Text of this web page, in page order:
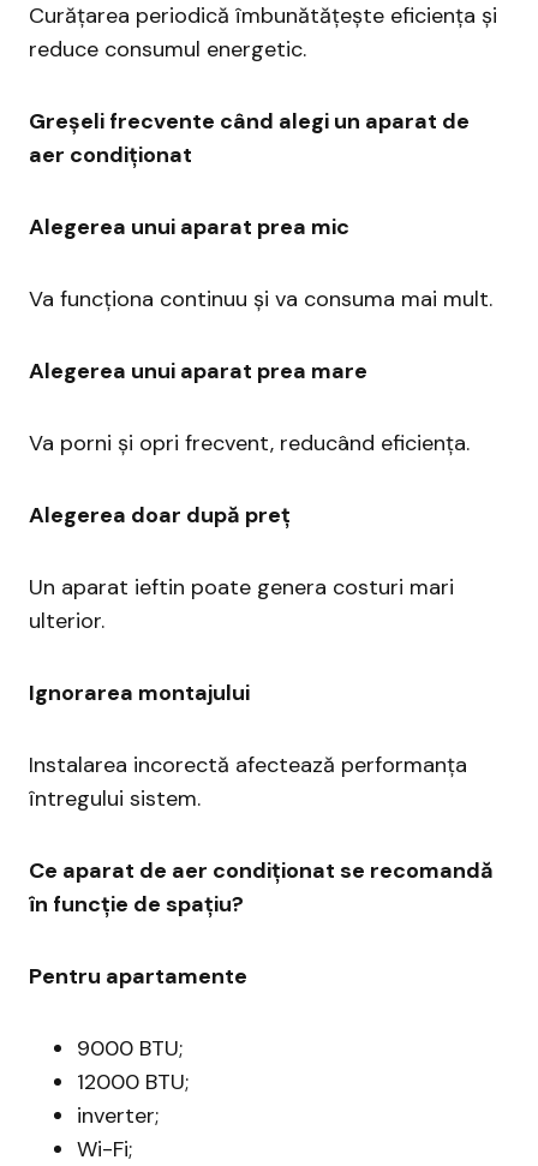
Curățarea periodică îmbunătățește eficiența și
reduce consumul energetic.
Greșeli frecvente când alegi un aparat de
aer condiționat
Alegerea unui aparat prea mic
Va funcționa continuu și va consuma mai mult.
Alegerea unui aparat prea mare
Va porni și opri frecvent, reducând eficiența.
Alegerea doar după preț
Un aparat ieftin poate genera costuri mari
ulterior.
Ignorarea montajului
Instalarea incorectă afectează performanța
întregului sistem.
Ce aparat de aer condiționat se recomandă
în funcție de spațiu?
Pentru apartamente
9000 BTU;
12000 BTU;
inverter;
Wi-Fi;